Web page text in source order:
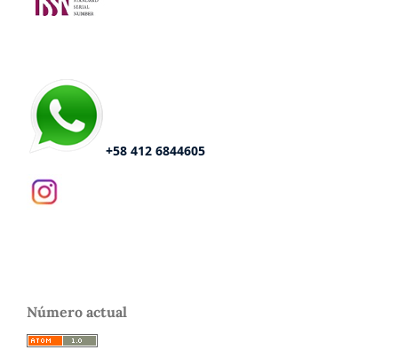
+58 412 6844605
Número actual